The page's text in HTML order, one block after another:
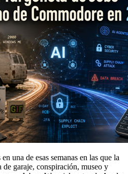
una de esas semanas en las que la
garaje, conspiración, museo y